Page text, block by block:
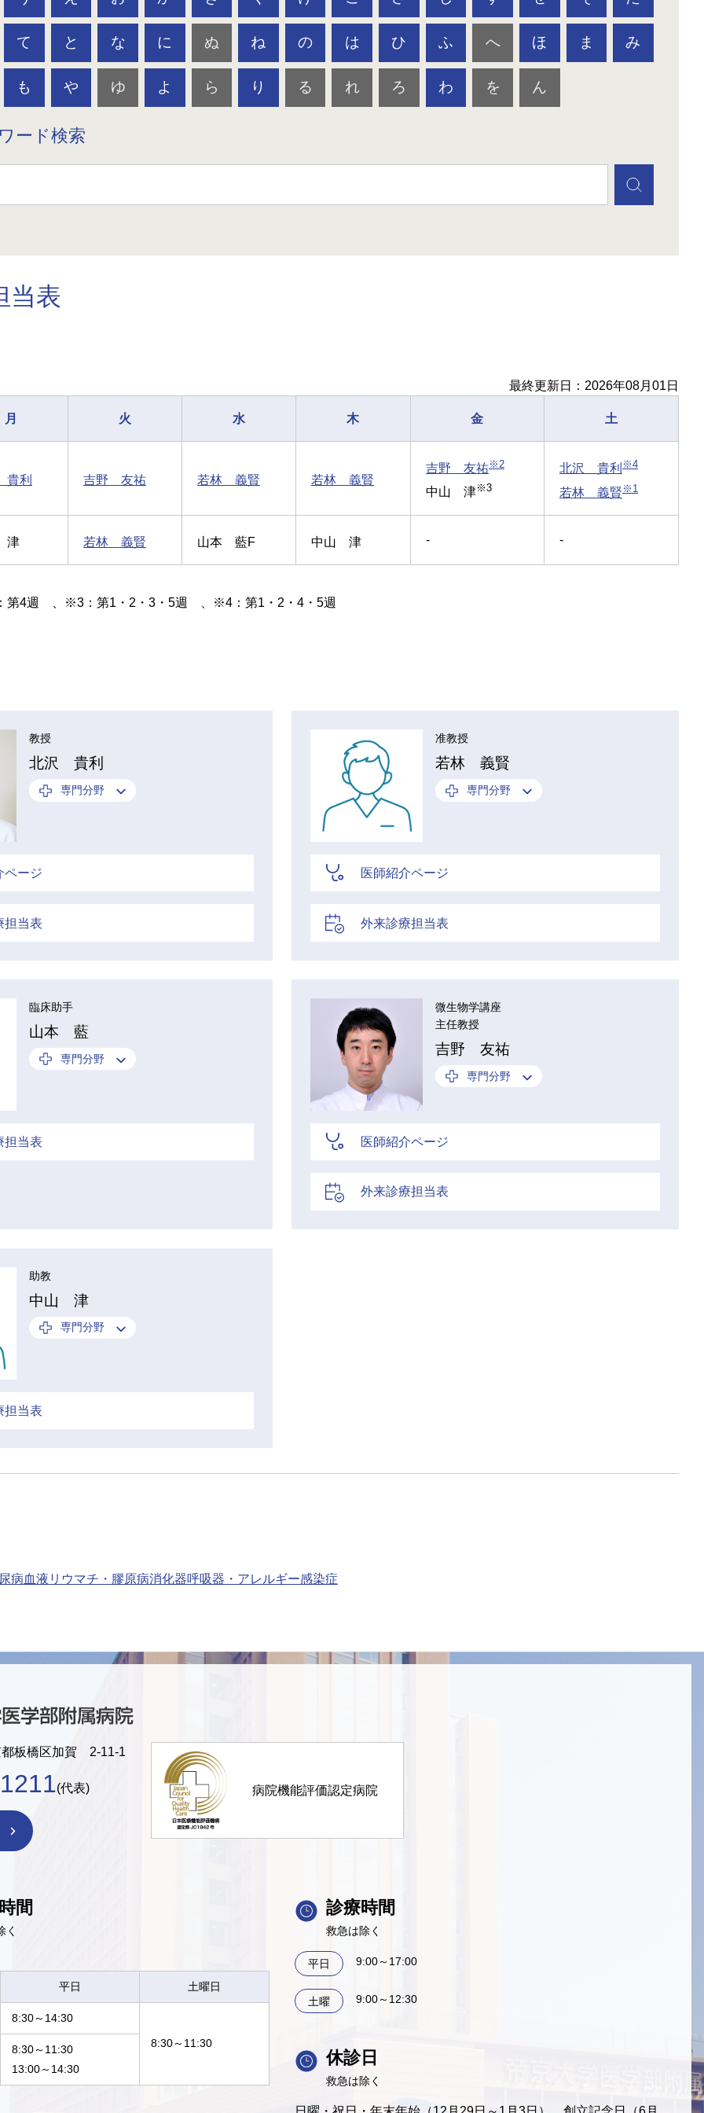
て と な に ぬ ね の は ひ ふ へ ほ ま み
も や ゆ よ ら り る れ ろ わ を ん
ード検索
当表
最終更新日：2026年08月01日
月 火 水 木 金 土
利 吉野 友祐 若林 義賢 若林 義賢
吉野 友祐※2
中山 津※3
北沢 貴利 ※4
若林 義賢 ※1
津 若林 義賢 山本 藍F 中山 津 - -
4週 、※3：第1・2・3・5週 、※4：第1・2・4・5週
教授
北沢 貴利
専門分野
ページ
担当表
准教授
若林 義賢
専門分野
医師紹介ページ
外来診療担当表
臨床助手
山本 藍
専門分野
担当表
微生物学講座
主任教授
吉野 友祐
専門分野
医師紹介ページ
外来診療担当表
助教
中山 津
専門分野
担当表
病血液 リウマチ・膠原病消化器呼吸器・アレルギー感染症
板橋区加賀 2-11-1
(代表) 病院機能評価認定病院
間
く
平日 土曜日
8:30～14:30
8:30～11:30
8:30～11:30
13:00～14:30
診療時間
救急は除く
平日 9:00～17:00
土曜 9:00～12:30
休診日
救急は除く